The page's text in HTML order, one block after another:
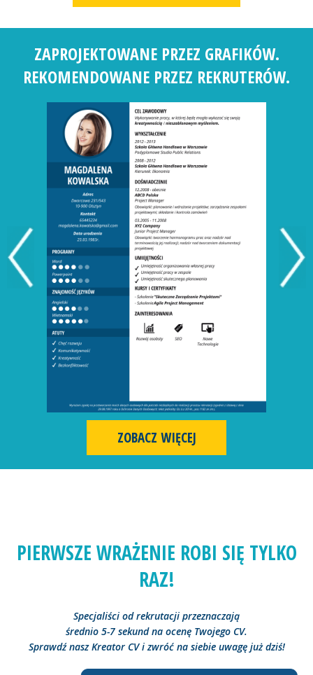
ZAPROJEKTOWANE PRZEZ GRAFIKÓW.
REKOMENDOWANE PRZEZ REKRUTERÓW.
ZOBACZ WIĘCEJ
PIERWSZE WRAŻENIE ROBI SIĘ TYLKO
RAZ!
Specjaliści od rekrutacji przeznaczają
średnio 5-7 sekund na ocenę Twojego CV.
Sprawdź nasz Kreator CV i zwróć na siebie uwagę już dziś!